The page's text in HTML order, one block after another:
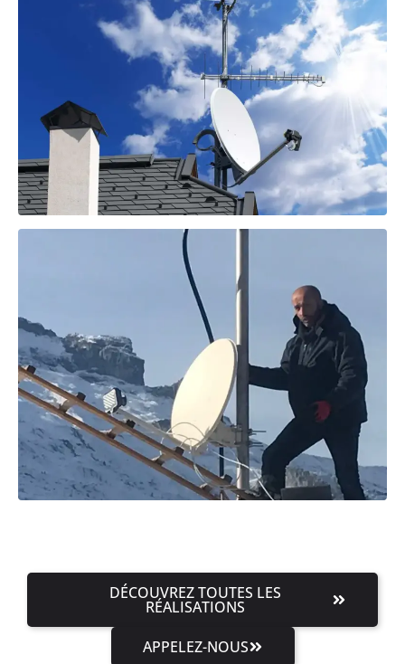
DÉCOUVREZ TOUTES LES
RÉALISATIONS
APPELEZ-NOUS